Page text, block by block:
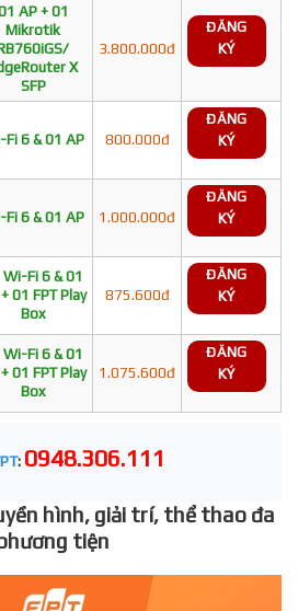
AP + 01
Mikrotik
X
SFP
3.800.000đ
ĐĂNG
KÝ
Fi 6 & 01 AP 800.000đ
ĐĂNG
KÝ
Fi 6 & 01 AP 1.000.000đ
ĐĂNG
KÝ
Fi 6 & 01
01 FPT Play
Box
875.600đ
ĐĂNG
KÝ
Fi 6 & 01
01 FPT Play
Box
1.075.600đ
ĐĂNG
KÝ
: 0948.306.111
hình, giải trí, thể thao đa
tiện